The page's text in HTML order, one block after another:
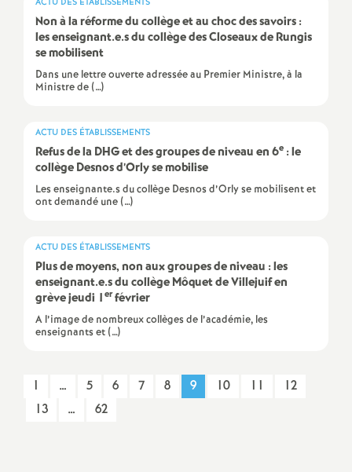
a
n
T
o
r
s
ACTU DES ÉTABLISSEMENTS
Non à la réforme du collège et au choc des savoirs :
les enseignant.e.s du collège des Closeaux de Rungis
se mobilisent
Dans une lettre ouverte adressée au Premier Ministre, à la
Ministre de (…)
ACTU DES ÉTABLISSEMENTS
Refus de laDHGet des groupes de niveau en 6e : le
collège Desnos d’Orly se mobilise
Les enseignante.s du collège Desnos d’Orly se mobilisent et
ont demandé une (…)
ACTU DES ÉTABLISSEMENTS
Plus de moyens, non aux groupes de niveau : les
enseignant.e.s du collège Môquet de Villejuif en
grève jeudi 1erfévrier
A l’image de nombreux collèges de l’académie, les
enseignants et (…)
1 … 5 6 7 8 9 10 11
12
13
… 62